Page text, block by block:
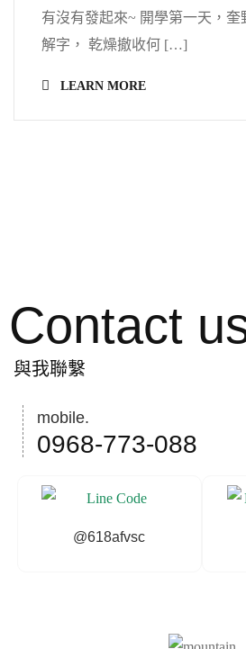
有沒有發起來~ 開學第一天，
解字， 乾燥撤收何 […]
LEARN MORE
Contact
與我聯繫
mobile.
0968-773-088
@618afvsc